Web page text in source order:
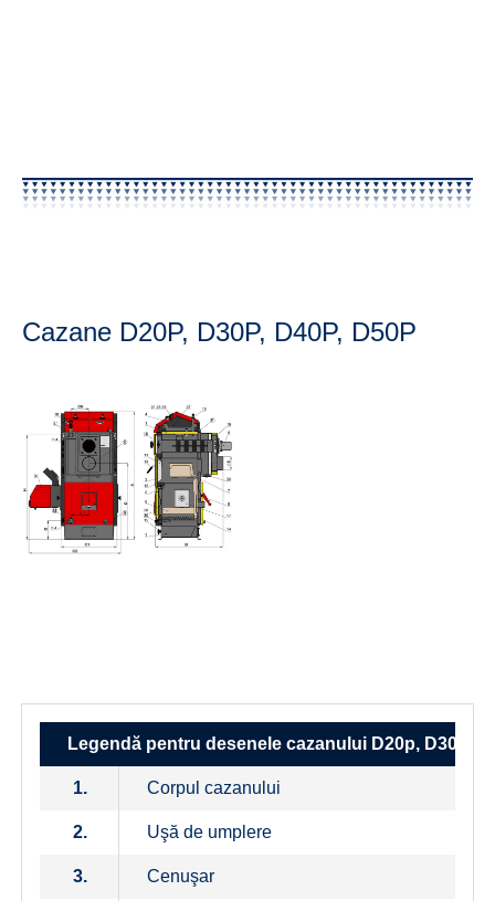
Cazane D20P, D30P, D40P, D50P
Legendă pentru desenele cazanului D20p, D30P,
1. Corpul cazanului
2. Uşă de umplere
3. Cenuşar